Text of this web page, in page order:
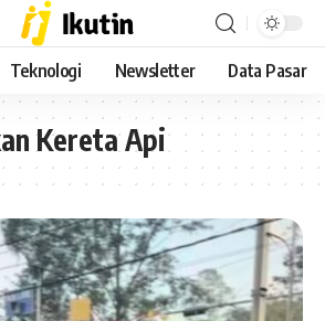
Teknologi Newsletter Data Pasar
Kereta Api